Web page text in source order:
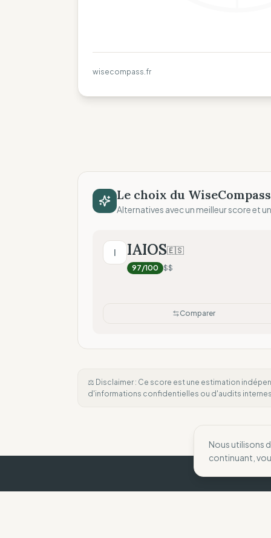
Nous utilisons
continuant,
wisecompass.fr
Le choix du WiseCompass
Alternatives avec un meilleur score et
I IAIOS🇪🇸
97/100 $$
Comparer
⚖️ Disclaimer : Ce score est une estimation
d'informations confidentielles ou d'audits